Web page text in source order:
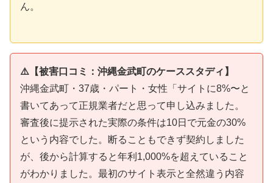
ん。
⚠️【被害口コミ：沖縄金武町のケーススタディ】
沖縄金武町・37歳・パート・女性「サイトに8%〜と
書いてあって正規業者だと思って申し込みました。
審査後に提示された実際の条件は10日で元金の30%
という内容でした。断ることもできず契約しました
が、後から計算すると年利1,000%を超えていること
がわかりました。最初のサイト表示と全然違う内容